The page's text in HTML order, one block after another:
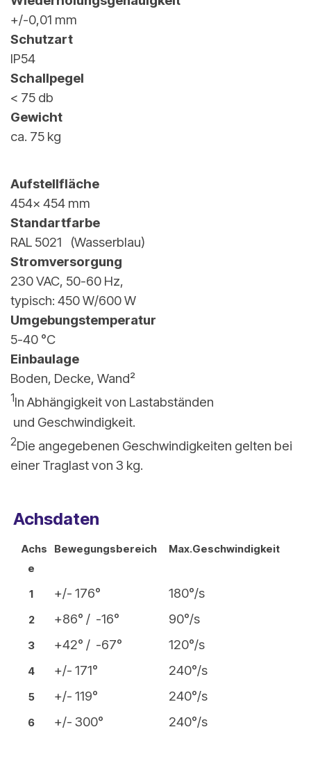
+/-0,01 mm
Schutzart
IP54
Schallpegel
< 75 db
Gewicht
ca. 75 kg
Aufstellfläche
454x 454 mm
Standartfarbe
RAL 5021 (Wasserblau)
Stromversorgung
230 VAC, 50-60 Hz,
typisch: 450 W/600 W
Umgebungstemperatur
5-40 °C
Einbaulage
Boden, Decke, Wand²
1In Abhängigkeit von Lastabständen
und Geschwindigkeit.
2Die angegebenen Geschwindigkeiten gelten bei
einer Traglast von 3 kg.
Achsdaten
Achs
e
Bewegungsbereich Max.Geschwindigkeit
1 +/- 176° 180°/s
2 +86° / -16° 90°/s
3 +42° / -67° 120°/s
4 +/- 171° 240°/s
5 +/- 119° 240°/s
6 +/- 300° 240°/s